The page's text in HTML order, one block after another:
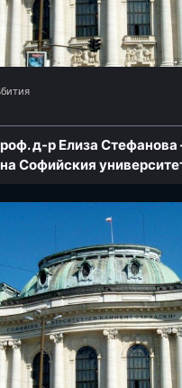
д-р Елиза Стефанова
Софийския